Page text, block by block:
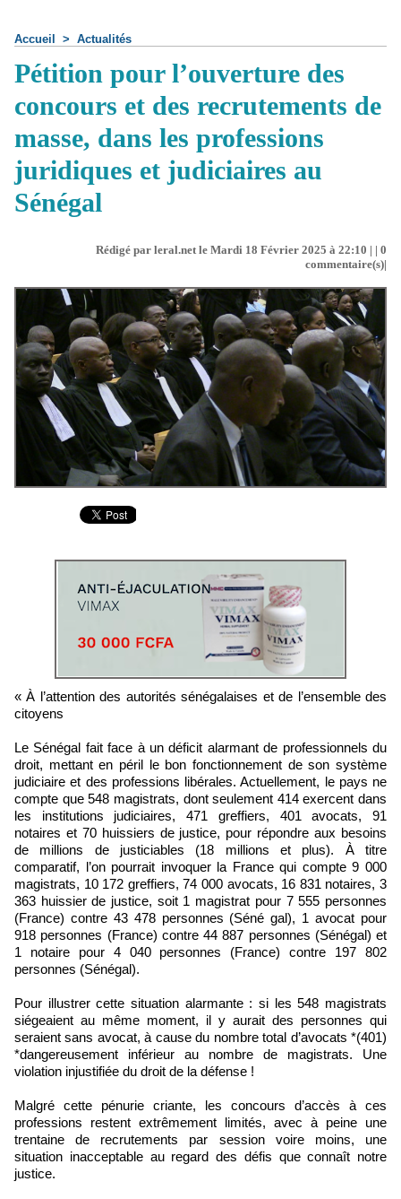
Accueil > Actualités
Pétition pour l’ouverture des
concours et des recrutements de
masse, dans les professions
juridiques et judiciaires au
Sénégal
Rédigé par leral.net le Mardi 18 Février 2025 à 22:10 | | 0
commentaire(s)|
« À l’attention des autorités sénégalaises et de l’ensemble des
citoyens
Le Sénégal fait face à un déficit alarmant de professionnels du
droit, mettant en péril le bon fonctionnement de son système
judiciaire et des professions libérales. Actuellement, le pays ne
compte que 548 magistrats, dont seulement 414 exercent dans
les institutions judiciaires, 471 greffiers, 401 avocats, 91
notaires et 70 huissiers de justice, pour répondre aux besoins
de millions de justiciables (18 millions et plus). À titre
comparatif, l’on pourrait invoquer la France qui compte 9 000
magistrats, 10 172 greffiers, 74 000 avocats, 16 831 notaires, 3
363 huissier de justice, soit 1 magistrat pour 7 555 personnes
(France) contre 43 478 personnes (Séné gal), 1 avocat pour
918 personnes (France) contre 44 887 personnes (Sénégal) et
1 notaire pour 4 040 personnes (France) contre 197 802
personnes (Sénégal).
Pour illustrer cette situation alarmante : si les 548 magistrats
siégeaient au même moment, il y aurait des personnes qui
seraient sans avocat, à cause du nombre total d’avocats *(401)
*dangereusement inférieur au nombre de magistrats. Une
violation injustifiée du droit de la défense !
Malgré cette pénurie criante, les concours d’accès à ces
professions restent extrêmement limités, avec à peine une
trentaine de recrutements par session voire moins, une
situation inacceptable au regard des défis que connaît notre
justice.